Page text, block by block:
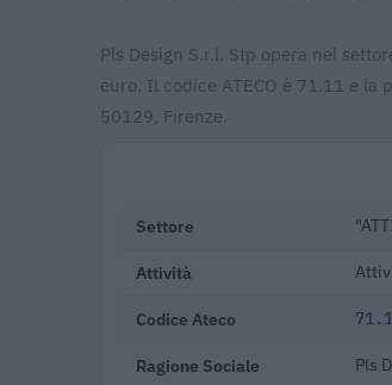
Pls Design S.r.l. Stp opera nel
euro. Il codice ATECO è 71.11 e la
50129, Firenze.
Settore
Attività
Codice Ateco
Ragione Sociale Pls